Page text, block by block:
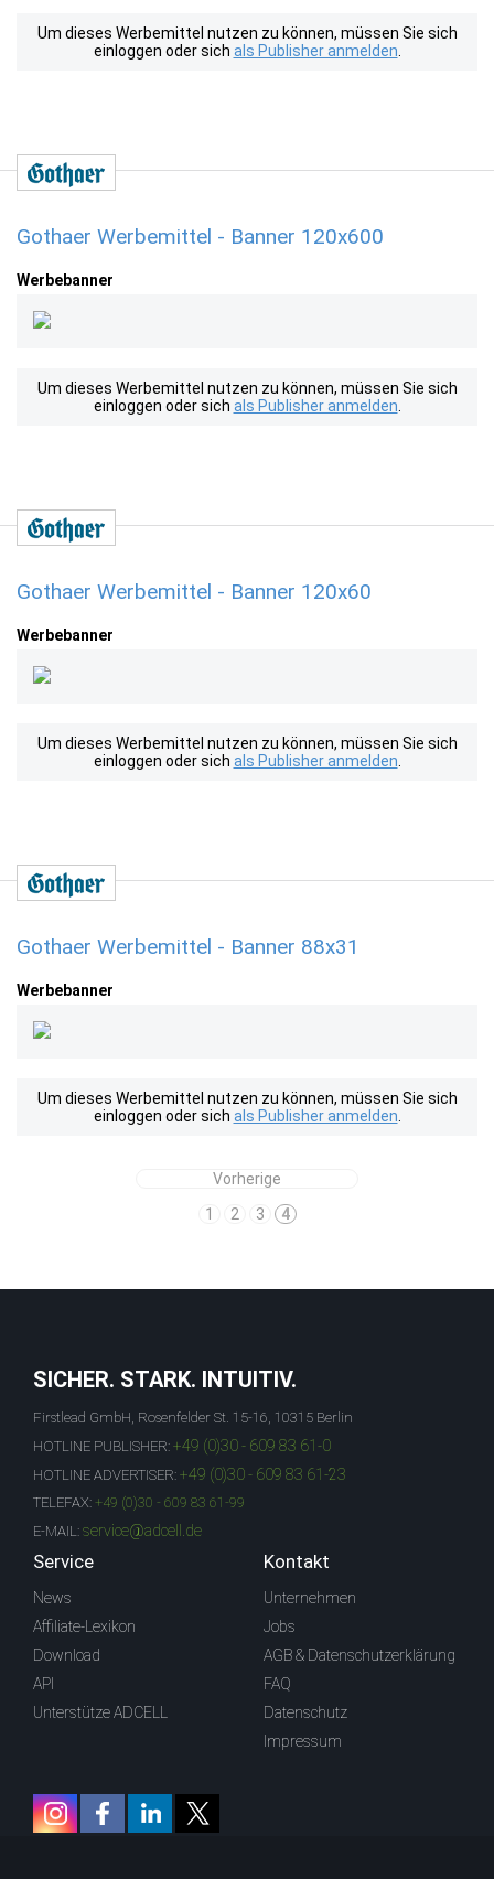
Um dieses Werbemittel nutzen zu können, müssen Sie sich
einloggen oder sich als Publisher anmelden
Gothaer Werbemittel - Banner 120x600
Werbebanner
Um dieses Werbemittel nutzen zu können, müssen Sie sich
einloggen oder sich als Publisher anmelden
Gothaer Werbemittel - Banner 120x60
Werbebanner
Um dieses Werbemittel nutzen zu können, müssen Sie sich
einloggen oder sich als Publisher anmelden
Gothaer Werbemittel - Banner 88x31
Werbebanner
Um dieses Werbemittel nutzen zu können, müssen Sie sich
einloggen oder sich als Publisher anmelden
Vorherige
1
2 3 4
SICHER. STARK. INTUITIV.
Firstlead GmbH, Rosenfelder St. 15-16, 10315 Berlin
HOTLINE PUBLISHER: +49 (0)30 - 609 83 61-0
HOTLINE ADVERTISER: +49 (0)30 - 609 83 61-23
TELEFAX: +49 (0)30 - 609 83 61-99
E-MAIL: service@adcell.de
Service
News
Affiliate-Lexikon
Download
API
Unterstütze ADCELL
Kontakt
Unternehmen
Jobs
AGB & Datenschutzerklärung
FAQ
Datenschutz
Impressum